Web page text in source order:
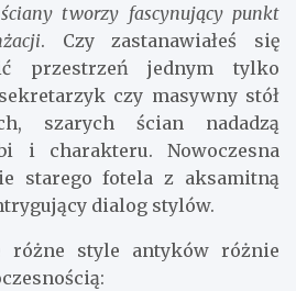
tworzy fascynujący punkt
. Czy zastanawiałeś się
przestrzeń jednym tylko
czy masywny stół
szarych ścian nadadzą
i charakteru. Nowoczesna
starego fotela z aksamitną
dialog stylów.
różne style antyków różnie